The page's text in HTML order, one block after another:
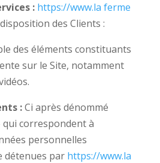
: https://www.la ferme
des Clients :
des éléments constituants
sur le Site, notamment
:Ci après dénommé
correspondent à
personnelles
détenues par https://www.la